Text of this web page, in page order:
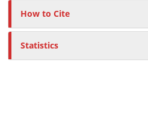
How to Cite
Statistics